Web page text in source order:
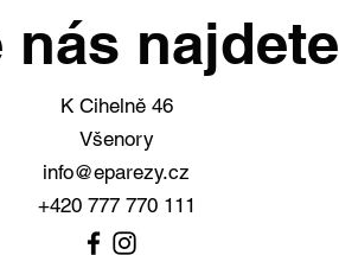
nás najdete
K Cihelně 46
Všenory
info@eparezy.cz
+420 777 770 111